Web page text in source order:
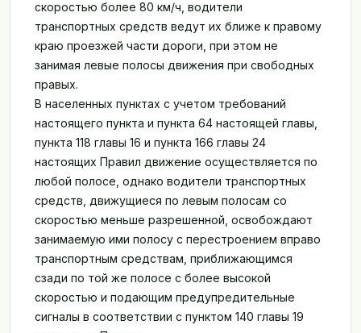
скоростью более 80 км/ч, водители
транспортных средств ведут их ближе к правому
краю проезжей части дороги, при этом не
занимая левые полосы движения при свободных
правых.
В населенных пунктах с учетом требований
настоящего пункта и пункта 64 настоящей главы,
пункта 118 главы 16 и пункта 166 главы 24
настоящих Правил движение осуществляется по
любой полосе, однако водители транспортных
средств, движущиеся по левым полосам со
скоростью меньше разрешенной, освобождают
занимаемую ими полосу с перестроением вправо
транспортным средствам, приближающимся
сзади по той же полосе с более высокой
скоростью и подающим предупредительные
сигналы в соответствии с пунктом 140 главы 19